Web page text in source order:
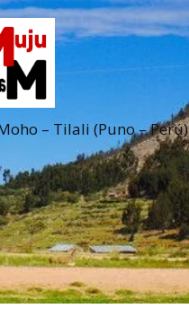
– Tilali (Puno – Perú)